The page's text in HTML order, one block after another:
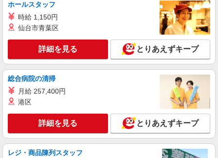
ホールスタッフ
時給 1,150円
仙台市青葉区
詳細を見る とりあえずキープ
総合病院の清掃
月給 257,400円
港区
詳細を見る とりあえずキープ
レジ・商品陳列スタッフ